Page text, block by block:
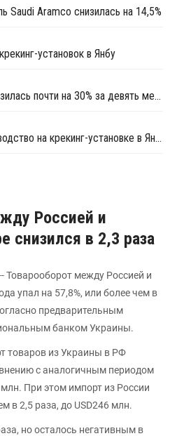
Saudi Aramco снизилась на 14,5%
установок в Янбу
Прибыль Saudi Aramco снизилась почти на 30% за девять месяцев
Yansab возобновила производство на крекинг-установке в Янбу
Россией и
снизился в 2,3 раза
Товарооборот между Россией и
упал на 57,8%, или более чем в
предварительным
банком Украины.
товаров из Украины в РФ
с аналогичным периодом
При этом импорт из России
в 2,5 раза, до USD246 млн.
но осталось негативным в